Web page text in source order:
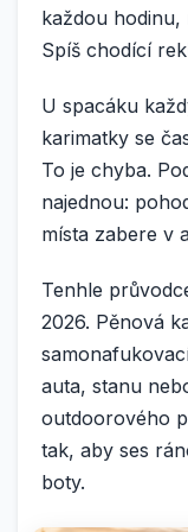
každou
Spíš chodící
U spacáku
karimatky se
To je chyba.
najednou:
místa zabere v
Tenhle
2026. Pěnová
auta, stanu
outdoorového
tak, aby ses
boty.